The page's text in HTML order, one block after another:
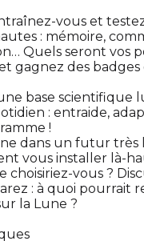
vous et
: mémoire,
Quels seront vos
gagnez des badges
base scientifique
: entraide,
!
dans un futur très
vous installer là-
choisiriez-vous ?
: à quoi pourrait
la Lune ?